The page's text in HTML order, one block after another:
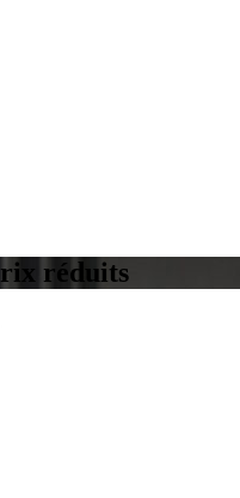
réduits